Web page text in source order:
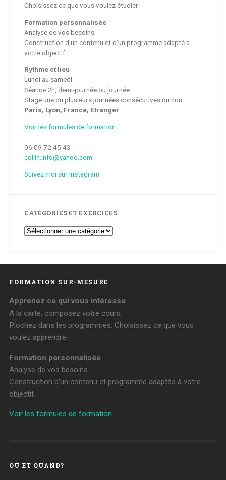
Choisissez ce que vous voulez étudier
Formation personnalisée
Analyse de vos besoins
Construction d’un contenu et d’un programme adapté à
votre objectif.
Rythme et lieu
Lundi au samedi
Séance 2h, demi-journée ou journée
Stage une ou plusieurs journées consécutives ou non.
Paris, Lyon, France, Etranger
Voir les formules de formation
06 09 72 45 43
collin.info@yahoo.com
Suivez moi sur Instagram
CATÉGORIES ET EXERCICES
Catégories
et
FORMATION SUR-MESURE
Apprenez ce qui vous intéresse
A la carte, composez votre cours.
Piochez dans les programmes. Choisissez ce que vous
voulez apprendre.
Formation personnalisée
Analyse de vos besoins.
Construction d’un contenu et programme adaptés à votre
objectif.
Voir les formules de formation
OÙ ET QUAND?